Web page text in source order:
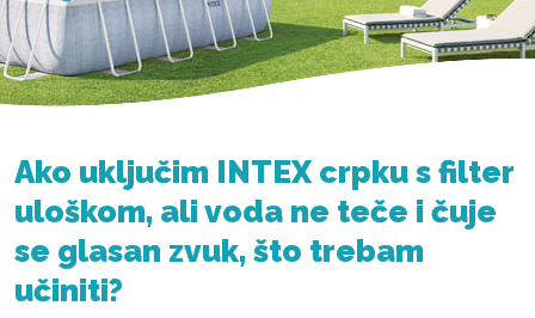
Ako uključim INTEX crpku s filter
uloškom, ali voda ne teče i čuje
se glasan zvuk, što trebam
učiniti?